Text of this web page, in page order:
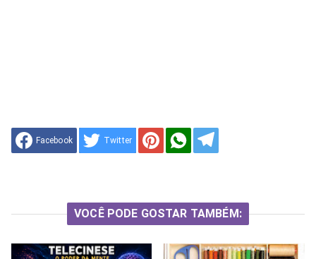
Facebook Twitter
VOCÊ PODE GOSTAR TAMBÉM: